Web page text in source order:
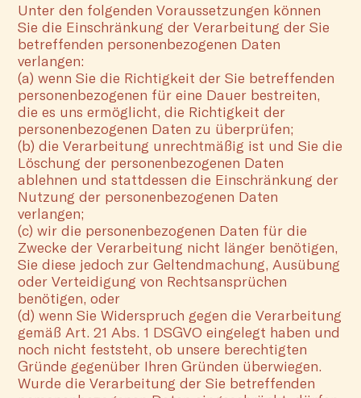
Unter den folgenden Voraussetzungen können
Sie die Einschränkung der Verarbeitung der Sie
betreffenden personenbezogenen Daten
verlangen:
(a) wenn Sie die Richtigkeit der Sie betreffenden
personenbezogenen für eine Dauer bestreiten,
die es uns ermöglicht, die Richtigkeit der
personenbezogenen Daten zu überprüfen;
(b) die Verarbeitung unrechtmäßig ist und Sie die
Löschung der personenbezogenen Daten
ablehnen und stattdessen die Einschränkung der
Nutzung der personenbezogenen Daten
verlangen;
(c) wir die personenbezogenen Daten für die
Zwecke der Verarbeitung nicht länger benötigen,
Sie diese jedoch zur Geltendmachung, Ausübung
oder Verteidigung von Rechtsansprüchen
benötigen, oder
(d) wenn Sie Widerspruch gegen die Verarbeitung
gemäß Art. 21 Abs. 1 DSGVO eingelegt haben und
noch nicht feststeht, ob unsere berechtigten
Gründe gegenüber Ihren Gründen überwiegen.
Wurde die Verarbeitung der Sie betreffenden